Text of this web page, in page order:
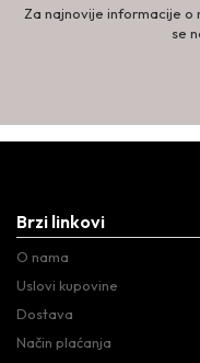
Za najnovije informacije
se
Brzi linkovi
O nama
Uslovi kupovine
Dostava
Način plaćanja